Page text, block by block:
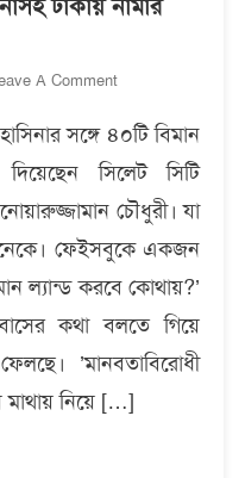
ঢাকায় নামার
A CommentOn
বিমান
নিয়ে
হাসিনাসহ
ঢাকায়
ঘোষণা
আনোয়ারুজ্জামানের
সঙ্গে ৪০টি বিমান
সিলেট সিটি
চৌধুরী। যা
ফেইসবুকে একজন
ল্যান্ড করবে কোথায়?’
কথা বলতে গিয়ে
’মানবতাবিরোধী
মাথায় নিয়ে […]